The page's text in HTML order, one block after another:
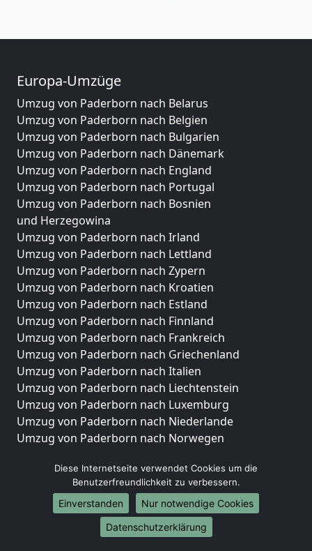
Europa-Umzüge
Umzug von Paderborn nach Belarus
Umzug von Paderborn nach Belgien
Umzug von Paderborn nach Bulgarien
Umzug von Paderborn nach Dänemark
Umzug von Paderborn nach England
Umzug von Paderborn nach Portugal
Umzug von Paderborn nach Bosnien
und Herzegowina
Umzug von Paderborn nach Irland
Umzug von Paderborn nach Lettland
Umzug von Paderborn nach Zypern
Umzug von Paderborn nach Kroatien
Umzug von Paderborn nach Estland
Umzug von Paderborn nach Finnland
Umzug von Paderborn nach Frankreich
Umzug von Paderborn nach Griechenland
Umzug von Paderborn nach Italien
Umzug von Paderborn nach Liechtenstein
Umzug von Paderborn nach Luxemburg
Umzug von Paderborn nach Niederlande
Umzug von Paderborn nach Norwegen
Umzüge-Deutschlandweit
Umzug von Paderborn nach Berlin
Umzug von Paderborn nach Hamburg
Umzug von Paderborn nach München
Umzug von Paderborn nach Köln
Diese Internetseite verwendet Cookies um die
Benutzerfreundlichkeit zu verbessern.
Einverstanden
Nur notwendige Cookies
Datenschutzerklärung